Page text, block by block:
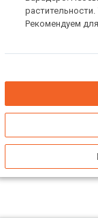
Рекомендуем